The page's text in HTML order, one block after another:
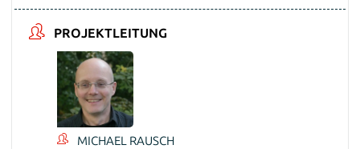
PROJEKTLEITUNG
MICHAEL RAUSCH